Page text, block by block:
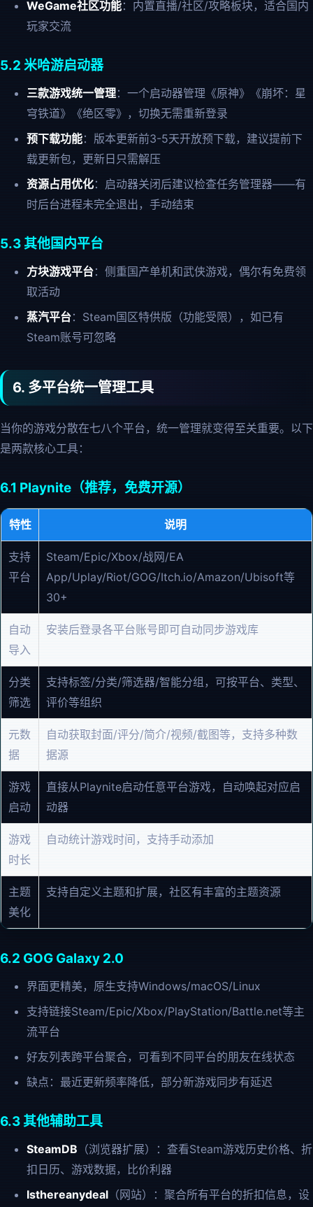
WeGame社区功能：内置直播/社区/攻略板块，适合国内
玩家交流
5.2 米哈游启动器
三款游戏统一管理：一个启动器管理《原神》《崩坏：星
穹铁道》《绝区零》，切换无需重新登录
预下载功能：版本更新前3-5天开放预下载，建议提前下
载更新包，更新日只需解压
资源占用优化：启动器关闭后建议检查任务管理器——有
时后台进程未完全退出，手动结束
5.3 其他国内平台
方块游戏平台：侧重国产单机和武侠游戏，偶尔有免费领
取活动
蒸汽平台：Steam国区特供版（功能受限），如已有
Steam账号可忽略
6. 多平台统一管理工具
当你的游戏分散在七八个平台，统一管理就变得至关重要。以下
是两款核心工具：
6.1 Playnite（推荐，免费开源）
特性 说明
支持
平台
Steam/Epic/Xbox/战网/EA
App/Uplay/Riot/GOG/Itch.io/Amazon/Ubisoft等
30+
自动
导入
安装后登录各平台账号即可自动同步游戏库
分类
筛选
支持标签/分类/筛选器/智能分组，可按平台、类型、
评价等组织
元数
据
自动获取封面/评分/简介/视频/截图等，支持多种数
据源
游戏
启动
直接从Playnite启动任意平台游戏，自动唤起对应启
动器
游戏
时长
自动统计游戏时间，支持手动添加
主题
美化
支持自定义主题和扩展，社区有丰富的主题资源
6.2 GOG Galaxy 2.0
界面更精美，原生支持Windows/macOS/Linux
支持链接Steam/Epic/Xbox/PlayStation/Battle.net等主
流平台
好友列表跨平台聚合，可看到不同平台的朋友在线状态
缺点：最近更新频率降低，部分新游戏同步有延迟
6.3 其他辅助工具
SteamDB （浏览器扩展）：查看Steam游戏历史价格、折
扣日历、游戏数据，比价利器
Isthereanydeal（网站）：聚合所有平台的折扣信息，设